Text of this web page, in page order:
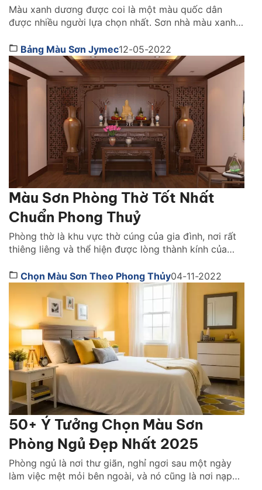
Màu xanh dương được coi là một màu quốc dân
được nhiều người lựa chọn nhất. Sơn nhà màu xanh
vì vẻ đẹp trẻ trung và trang nhã của nó. Dưới đây tôi
sẽ gợi ý cho bạn những mẫu nhà màu xanh […]
Bảng Màu Sơn Jymec12-05-2022
Màu Sơn Phòng Thờ Tốt Nhất
Chuẩn Phong Thuỷ
Phòng thờ là khu vực thờ cúng của gia đình, nơi rất
thiêng liêng và thể hiện được lòng thành kính của
khi thiết kế không gian này, phong thủy là một yếu
tố mà bạn không thể bỏ qua. Vậy, nên chọn […]
Chọn Màu Sơn Theo Phong Thủy04-11-2022
50+ Ý Tưởng Chọn Màu Sơn
Phòng Ngủ Đẹp Nhất 2025
Phòng ngủ là nơi thư giãn, nghỉ ngơi sau một ngày
làm việc mệt mỏi bên ngoài, và nó cũng là nơi nạp